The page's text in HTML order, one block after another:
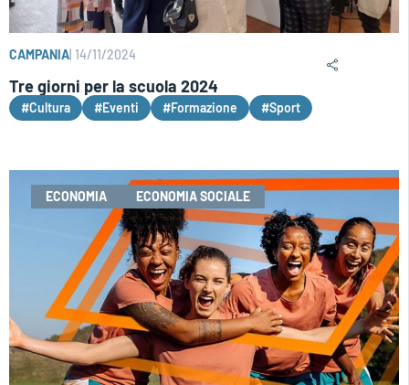
CAMPANIA 14/11/2024
Tre giorni per la scuola 2024
#Cultura #Eventi #Formazione #Sport
ECONOMIA ECONOMIA SOCIALE